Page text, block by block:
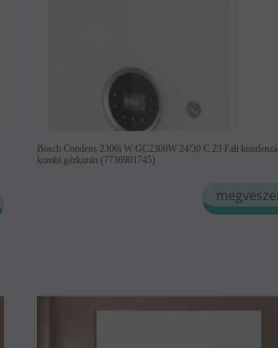
Bosch Condens 2300i W GC2300W 24/30 C 23 Fali
kombi gázkazán (7736901745)